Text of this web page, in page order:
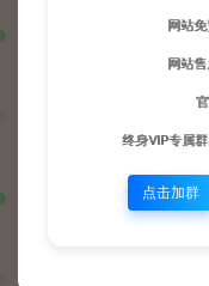
网站免
网站售
终身VIP专属
点击加群